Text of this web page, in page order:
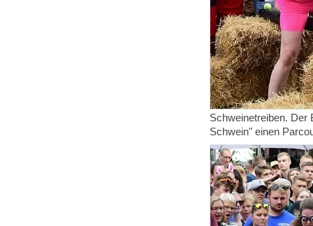
Schweinetreiben. Der
Schwein" einen